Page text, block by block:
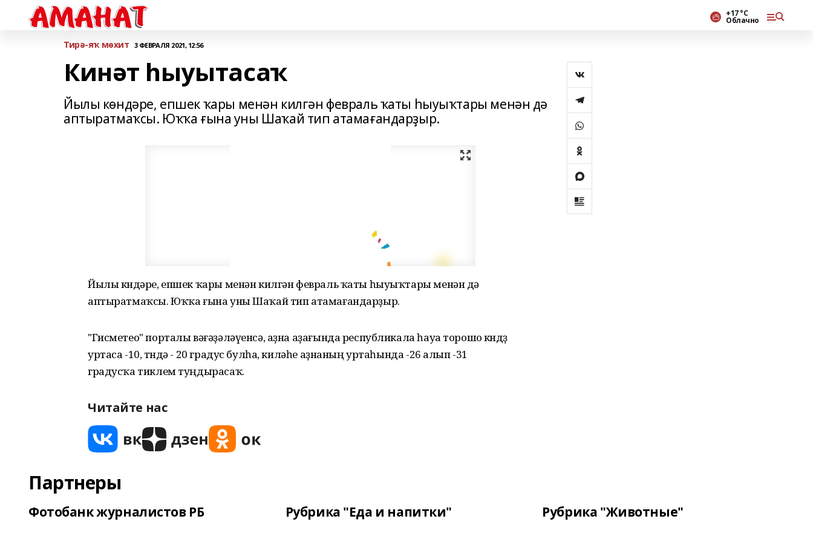
+17 °С
Облачно
Тирә-яҡ мөхит 3 ФЕВРАЛЯ 2021, 12:56
Кинәт һыуытасаҡ
Йылы көндәре, епшек ҡары менән килгән февраль ҡаты һыуыҡтары менән дә
аптыратмаҡсы. Юҡҡа ғына уны Шаҡай тип атамағандарҙыр.
Йылы көндәре, епшек ҡары менән килгән февраль ҡаты һыуыҡтары менән дә
аптыратмаҡсы. Юҡҡа ғына уны Шаҡай тип атамағандарҙыр.
"Гисметео" порталы вәғәҙәләүенсә, аҙна аҙағында республикала һауа торошо көндөҙ
уртаса -10, төндә - 20 градус булһа, киләһе аҙнаның уртаһында -26 алып -31
градусҡа тиклем туңдырасаҡ.
Читайте нас
Партнеры
Фотобанк журналистов РБ Рубрика "Еда и напитки" Рубрика "Животные"